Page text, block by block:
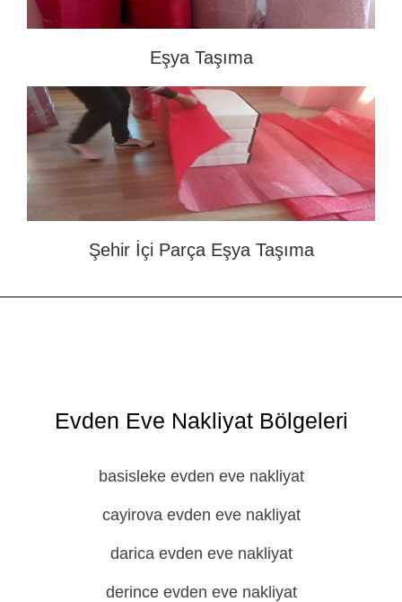
Eşya Taşıma
Şehir İçi Parça Eşya Taşıma
Evden Eve Nakliyat Bölgeleri
basisleke evden eve nakliyat
cayirova evden eve nakliyat
darica evden eve nakliyat
derince evden eve nakliyat